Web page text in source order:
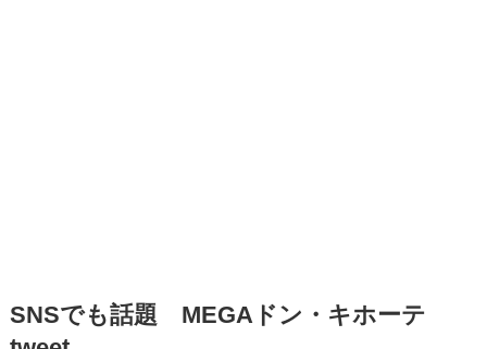
SNSでも話題 MEGAドン・キホーテ